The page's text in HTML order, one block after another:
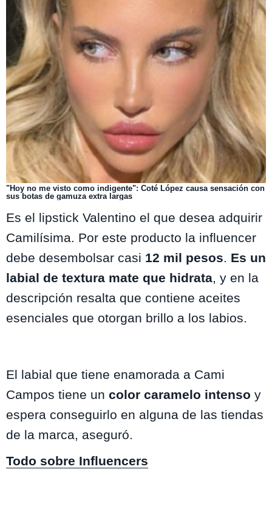
"Hoy no me visto como indigente": Coté López causa sensación con
sus botas de gamuza extra largas
Es el lipstick Valentino el que desea adquirir
Camilísima. Por este producto la influencer
debe desembolsar casi 12 mil pesos. Es un
labial de textura mate que hidrata, y en la
descripción resalta que contiene aceites
esenciales que otorgan brillo a los labios.
El labial que tiene enamorada a Cami
Campos tiene un color caramelo intenso y
espera conseguirlo en alguna de las tiendas
de la marca, aseguró.
Todo sobre Influencers